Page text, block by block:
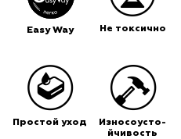
Easy Way Не токсично
Простой уход
Износоусто-
йчивость